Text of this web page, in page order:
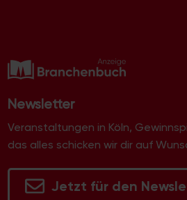
Newsletter
Veranstaltungen in Köln,
das alles schicken wir dir auf
Jetzt für den